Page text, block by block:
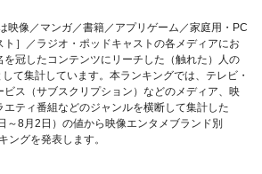
映像／マンガ／書籍／アプリゲーム／家庭用・PC
］／ラジオ・ポッドキャストの各メディアにお
を冠したコンテンツにリーチした（触れた）人の
て集計しています。本ランキングでは、テレビ・
ス（サブスクリプション）などのメディア、映
ティ番組などのジャンルを横断して集計した
8月2日）の値から映像エンタメブランド別
ングを発表します。